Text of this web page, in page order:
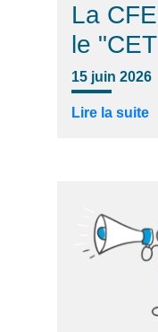
La
le
15 juin 2026
Lire la suite